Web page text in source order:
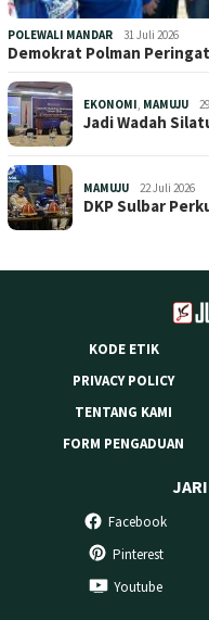
POLEWALI MANDAR 31 Juli 2026
Demokrat Polman
EKONOMI, MAMUJU
Jadi Wadah
MAMUJU 22 Juli 2026
DKP Sulbar
KODE ETIK
PRIVACY POLICY
TENTANG KAMI
FORM PENGADUAN
Facebook
Pinterest
Youtube